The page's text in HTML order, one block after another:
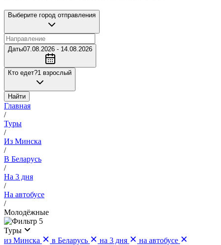
Выберите город отправления
Даты07.08.2026 - 14.08.2026
Кто едет?1 взрослый
Найти
Главная
/
Туры
/
Из Минска
/
В Беларусь
/
На 3 дня
/
На автобусе
/
Молодёжные
5
Туры
из Минска
в Беларусь на 3 дня
на автобусе